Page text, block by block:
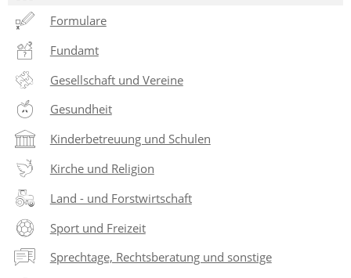
Formulare
Fundamt
Gesellschaft und Vereine
Gesundheit
Kinderbetreuung und Schulen
Kirche und Religion
Land - und Forstwirtschaft
Sport und Freizeit
Sprechtage, Rechtsberatung und sonstige